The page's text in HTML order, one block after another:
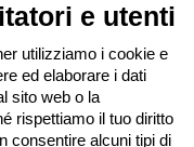
i solai e i muri che
24, 2026 16:35
1di20
2 3 4 5 … 20
e utenti
utilizziamo i cookie e
ed elaborare i dati
sito web o la
rispettiamo il tuo diritto
consentire alcuni tipi di